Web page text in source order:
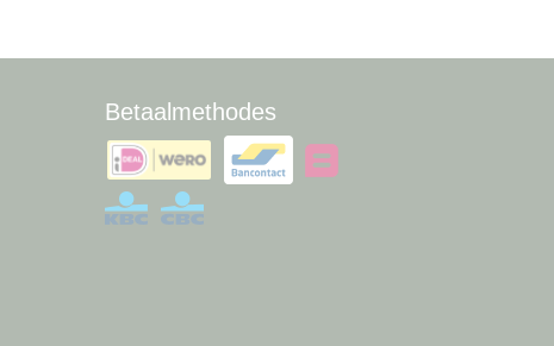
Betaalmethodes